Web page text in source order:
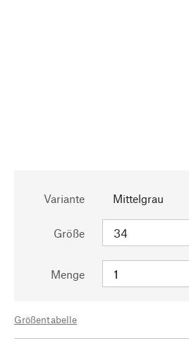
Variante Mittelgrau
Größe
Menge
Größentabelle